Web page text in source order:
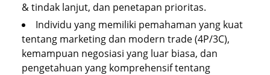
& tindak lanjut, dan penetapan prioritas.
Individu yang memiliki pemahaman yang kuat
tentang marketing dan modern trade (4P/3C),
kemampuan negosiasi yang luar biasa, dan
pengetahuan yang komprehensif tentang